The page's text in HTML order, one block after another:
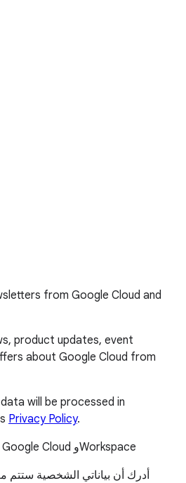
from Google Cloud and
product updates, event
about Google Cloud from
will be processed in
Privacy Policy.
أريد تلقّي نشرات إخبارية من Google Cloud وWorkspace
أدرك أن بياناتي الشخصية ستتم